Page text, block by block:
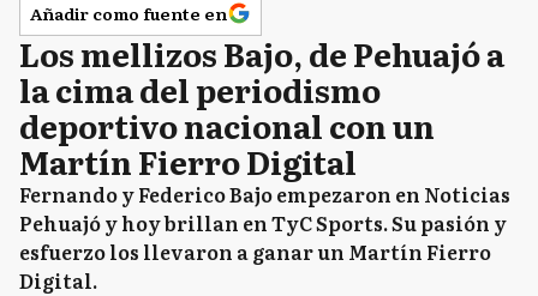
Añadir como fuente en
Los mellizos Bajo, de Pehuajó a
la cima del periodismo
deportivo nacional con un
Martín Fierro Digital
Fernando y Federico Bajo empezaron en Noticias
Pehuajó y hoy brillan en TyC Sports. Su pasión y
esfuerzo los llevaron a ganar un Martín Fierro
Digital.